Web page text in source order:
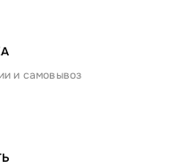
и самовывоз